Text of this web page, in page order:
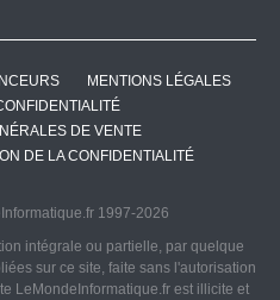
MENTIONS LÉGALES
DE VENTE
DE LA CONFIDENTIALITÉ
1997-2026
intégrale ou partielle, par quelque
sur ce site, faite sans l'autorisation
LeMondeInformatique.fr est illicite et